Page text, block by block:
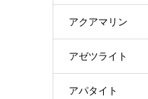
アクアマリン
アゼツライト
アパタイト